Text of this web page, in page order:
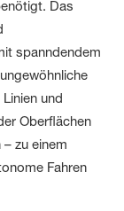
Das
spanndendem
und
Oberflächen
zu einem
Fahren